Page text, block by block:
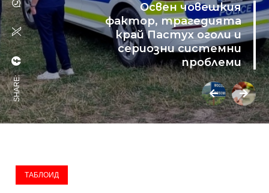
Освен човешкия
фактор, трагедията
край Пастух оголи и
сериозни системни
проблеми
SHARE:
ТАБЛОИД